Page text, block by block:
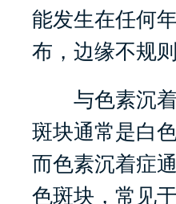
能发生在任何
布，边缘不规则
与色素沉着
斑块通常是白
而色素沉着症
色斑块，常见